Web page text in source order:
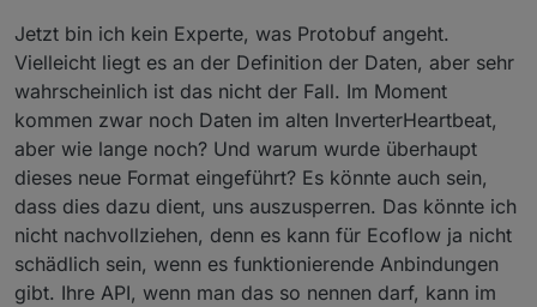
Jetzt bin ich kein Experte, was Protobuf angeht.
Vielleicht liegt es an der Definition der Daten, aber sehr
wahrscheinlich ist das nicht der Fall. Im Moment
kommen zwar noch Daten im alten InverterHeartbeat,
aber wie lange noch? Und warum wurde überhaupt
dieses neue Format eingeführt? Es könnte auch sein,
dass dies dazu dient, uns auszusperren. Das könnte ich
nicht nachvollziehen, denn es kann für Ecoflow ja nicht
schädlich sein, wenn es funktionierende Anbindungen
gibt. Ihre API, wenn man das so nennen darf, kann im